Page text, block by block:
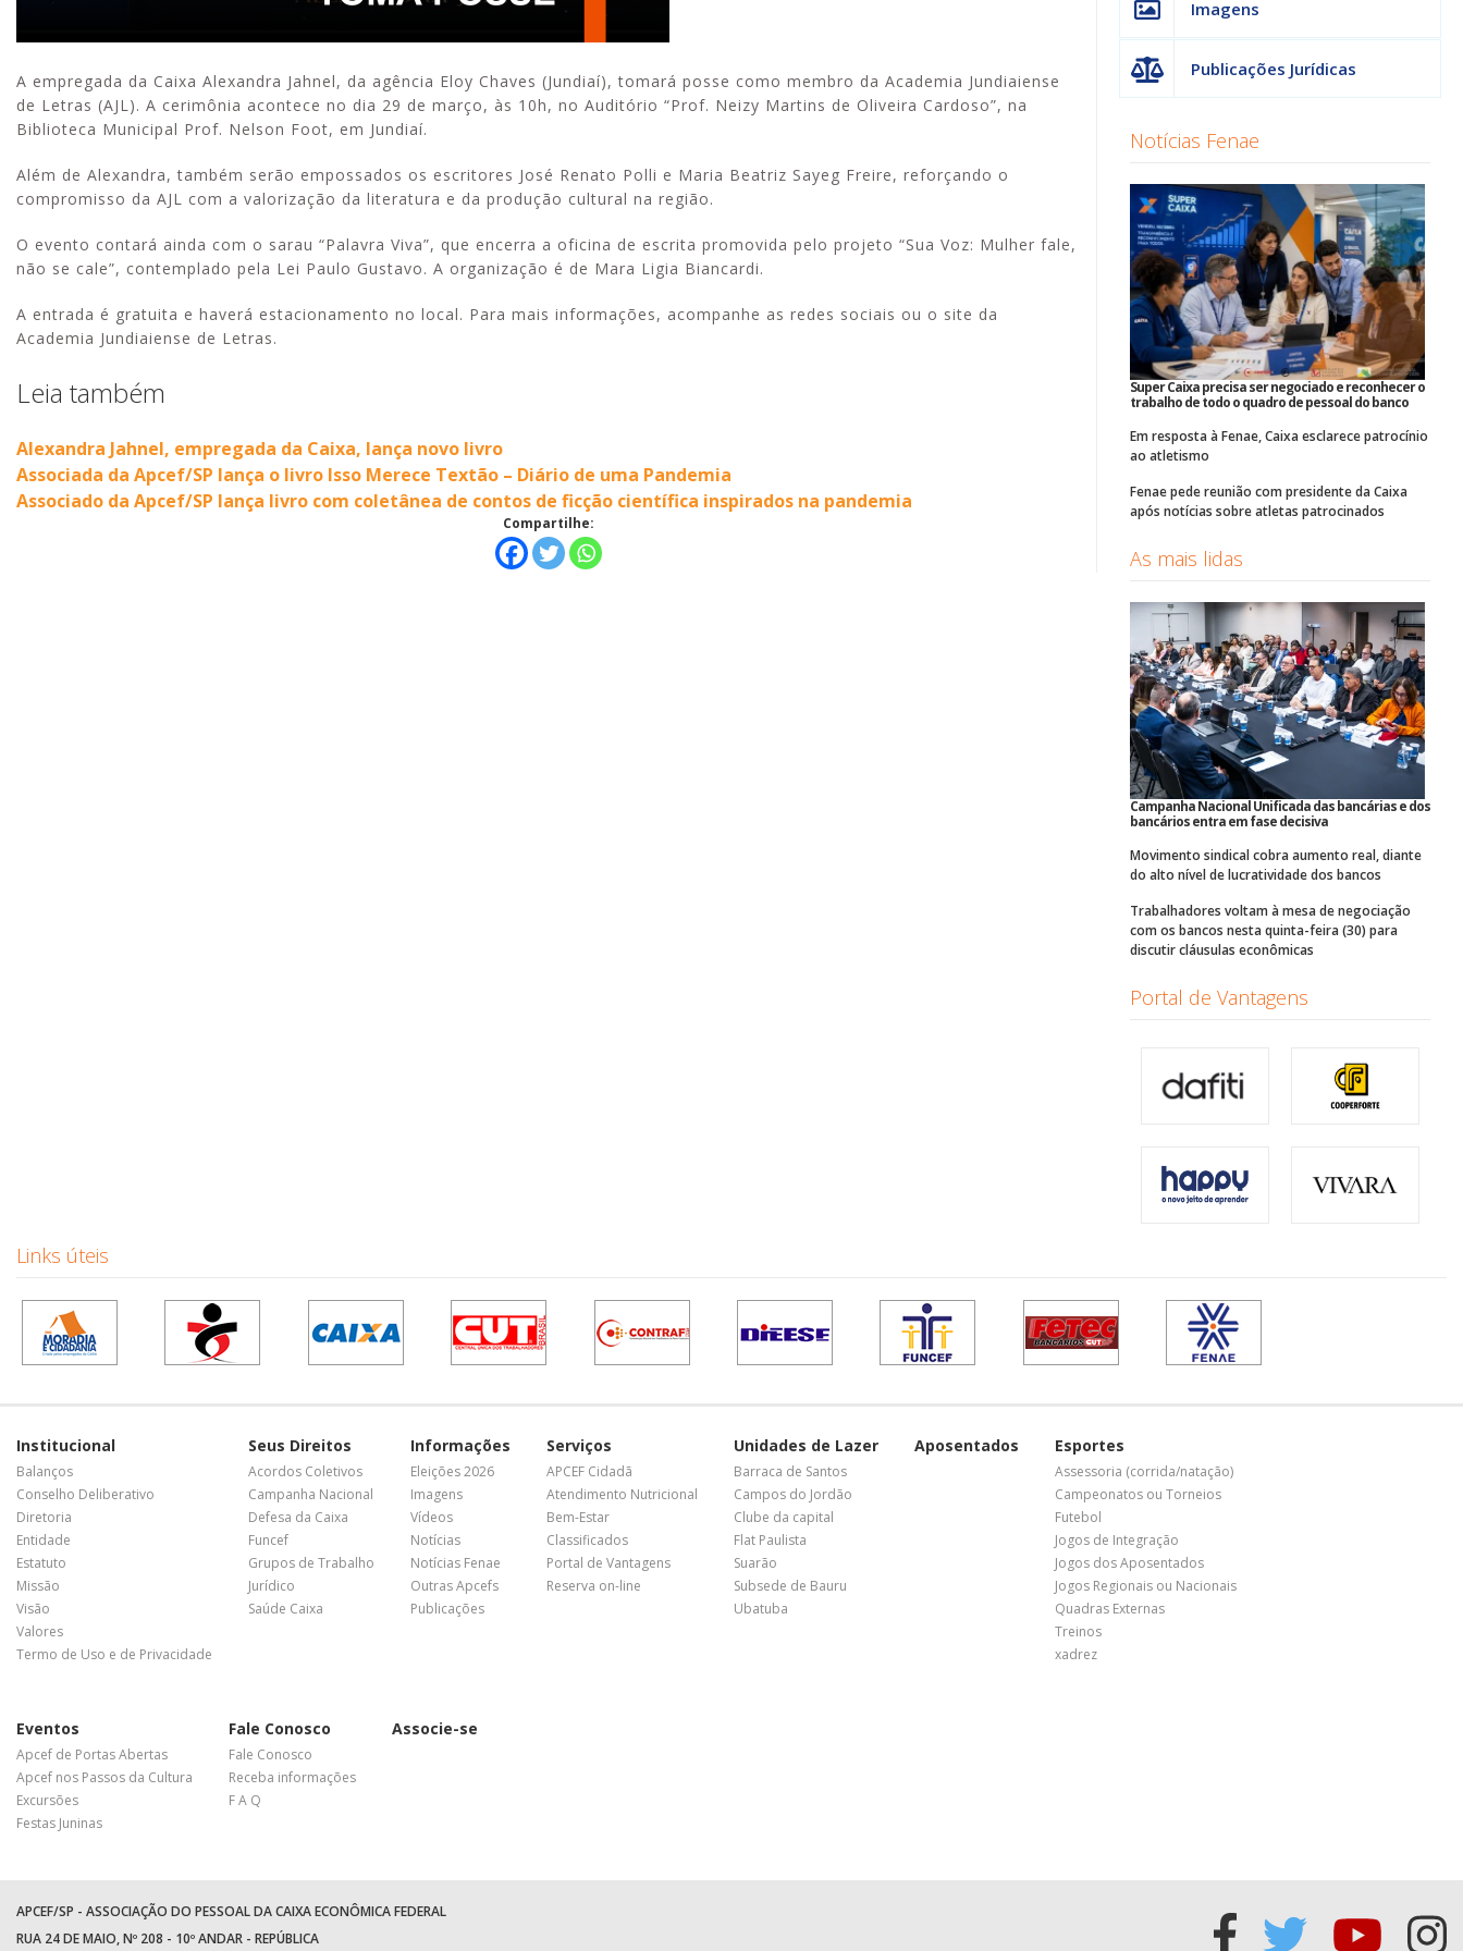
A empregada da Caixa Alexandra Jahnel, da agência Eloy Chaves (Jundiaí), tomará posse como membro da Academia Jundiaiense
de Letras (AJL). A cerimônia acontece no dia 29 de março, às 10h, no Auditório “Prof. Neizy Martins de Oliveira Cardoso”, na
Biblioteca Municipal Prof. Nelson Foot, em Jundiaí.
Além de Alexandra, também serão empossados os escritores José Renato Polli e Maria Beatriz Sayeg Freire, reforçando o
compromisso da AJL com a valorização da literatura e da produção cultural na região.
O evento contará ainda com o sarau “Palavra Viva”, que encerra a oficina de escrita promovida pelo projeto “Sua Voz: Mulher fale,
não se cale”, contemplado pela Lei Paulo Gustavo. A organização é de Mara Ligia Biancardi.
A entrada é gratuita e haverá estacionamento no local. Para mais informações, acompanhe as redes sociais ou o site da
Academia Jundiaiense de Letras.
Leia também
Alexandra Jahnel, empregada da Caixa, lança novo livro
Associada da Apcef/SP lança o livro Isso Merece Textão – Diário de uma Pandemia
Associado da Apcef/SP lança livro com coletânea de contos de ficção científica inspirados na pandemia
Compartilhe:
Imagens
Publicações Jurídicas
Notícias Fenae
Super Caixa precisa ser negociado e reconhecer o
trabalho de todo o quadro de pessoal do banco
Em resposta à Fenae, Caixa esclarece patrocínio
ao atletismo
Fenae pede reunião com presidente da Caixa
após notícias sobre atletas patrocinados
As mais lidas
Campanha Nacional Unificada das bancárias e dos
bancários entra em fase decisiva
Movimento sindical cobra aumento real, diante
do alto nível de lucratividade dos bancos
Trabalhadores voltam à mesa de negociação
com os bancos nesta quinta-feira (30) para
discutir cláusulas econômicas
Portal de Vantagens
Links úteis
Institucional
Balanços
Conselho Deliberativo
Diretoria
Entidade
Estatuto
Missão
Visão
Valores
Termo de Uso e de Privacidade
Seus Direitos
Acordos Coletivos
Campanha Nacional
Defesa da Caixa
Funcef
Grupos de Trabalho
Jurídico
Saúde Caixa
Informações
Eleições 2026
Imagens
Vídeos
Notícias
Notícias Fenae
Outras Apcefs
Publicações
Serviços
APCEF Cidadã
Atendimento Nutricional
Bem-Estar
Classificados
Portal de Vantagens
Reserva on-line
Unidades de Lazer
Barraca de Santos
Campos do Jordão
Clube da capital
Flat Paulista
Suarão
Subsede de Bauru
Ubatuba
Aposentados Esportes
Assessoria (corrida/natação)
Campeonatos ou Torneios
Futebol
Jogos de Integração
Jogos dos Aposentados
Jogos Regionais ou Nacionais
Quadras Externas
Treinos
xadrez
Eventos
Apcef de Portas Abertas
Apcef nos Passos da Cultura
Excursões
Festas Juninas
Fale Conosco
Fale Conosco
Receba informações
F A Q
Associe-se
APCEF/SP - ASSOCIAÇÃO DO PESSOAL DA CAIXA ECONÔMICA FEDERAL
RUA 24 DE MAIO, Nº 208 - 10º ANDAR - REPÚBLICA
Acessar
Acessar